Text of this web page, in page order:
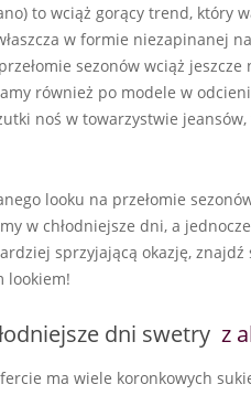
to wciąż gorący trend, który
w formie niezapinanej
sezonów wciąż
również po modele w
noś w towarzystwie
looku na przełomie
w chłodniejsze dni, a
sprzyjającą okazję,
lookiem!
dni swetry z
ma wiele koronkowych